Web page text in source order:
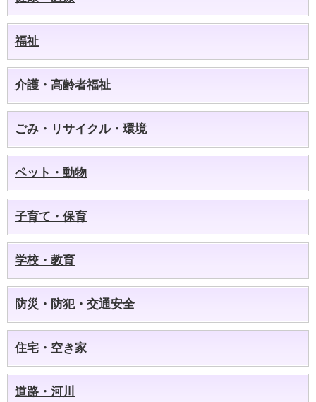
福祉
介護・高齢者福祉
ごみ・リサイクル・環境
ペット・動物
子育て・保育
学校・教育
防災・防犯・交通安全
住宅・空き家
道路・河川